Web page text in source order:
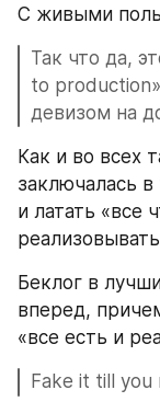
С живыми
Так что да,
to
девизом на
Как и во всех
заключалась
и латать «все
Беклог в
вперед,
«все есть и
Fake it till